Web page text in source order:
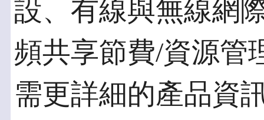
設、有線與無線網
頻共享節費/資源管
需更詳細的產品資